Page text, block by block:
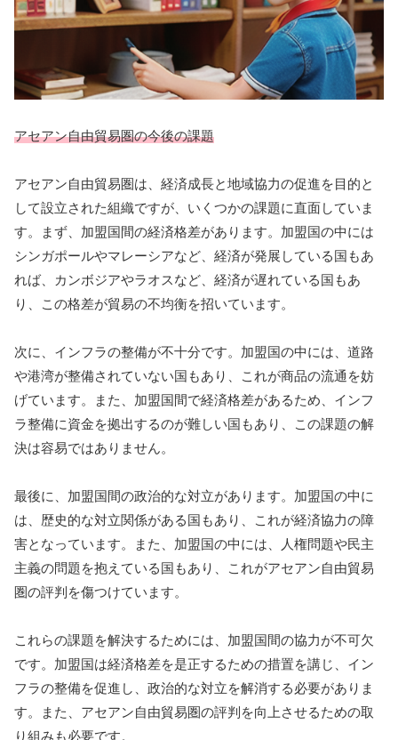
アセアン自由貿易圏の今後の課題
アセアン自由貿易圏は、経済成長と地域協力の促進を目的と
して設立された組織ですが、いくつかの課題に直面していま
す。まず、加盟国間の経済格差があります。加盟国の中には
シンガポールやマレーシアなど、経済が発展している国もあ
れば、カンボジアやラオスなど、経済が遅れている国もあ
り、この格差が貿易の不均衡を招いています。
次に、インフラの整備が不十分です。加盟国の中には、道路
や港湾が整備されていない国もあり、これが商品の流通を妨
げています。また、加盟国間で経済格差があるため、インフ
ラ整備に資金を拠出するのが難しい国もあり、この課題の解
決は容易ではありません。
最後に、加盟国間の政治的な対立があります。加盟国の中に
は、歴史的な対立関係がある国もあり、これが経済協力の障
害となっています。また、加盟国の中には、人権問題や民主
主義の問題を抱えている国もあり、これがアセアン自由貿易
圏の評判を傷つけています。
これらの課題を解決するためには、加盟国間の協力が不可欠
です。加盟国は経済格差を是正するための措置を講じ、イン
フラの整備を促進し、政治的な対立を解消する必要がありま
す。また、アセアン自由貿易圏の評判を向上させるための取
り組みも必要です。